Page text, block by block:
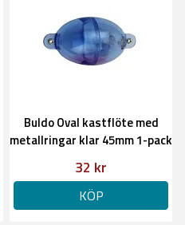
Buldo Oval kastflöte med
metallringar klar 45mm 1-pack
32 kr
KÖP